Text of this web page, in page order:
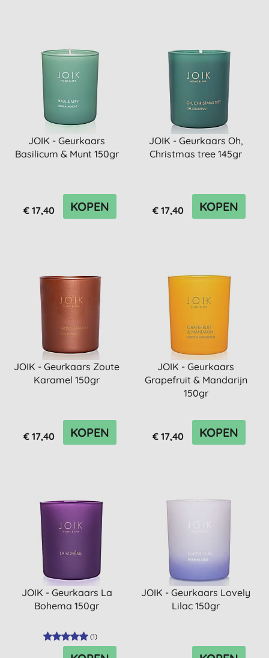
JOIK - Geurkaars
Basilicum & Munt 150gr
€ 17,40 KOPEN
JOIK - Geurkaars Oh,
Christmas tree 145gr
€ 17,40 KOPEN
JOIK - Geurkaars Zoute
Karamel 150gr
€ 17,40 KOPEN
JOIK - Geurkaars
Grapefruit & Mandarijn
150gr
€ 17,40 KOPEN
JOIK - Geurkaars La
Bohema 150gr
(1)
JOIK - Geurkaars Lovely
Lilac 150gr